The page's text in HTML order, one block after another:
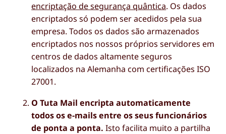
encriptação de segurança quântica. Os dados
encriptados só podem ser acedidos pela sua
empresa. Todos os dados são armazenados
encriptados nos nossos próprios servidores em
centros de dados altamente seguros
localizados na Alemanha com certificações ISO
27001.
O Tuta Mail encripta automaticamente
todos os e-mails entre os seus funcionários
de ponta a ponta. Isto facilita muito a partilha